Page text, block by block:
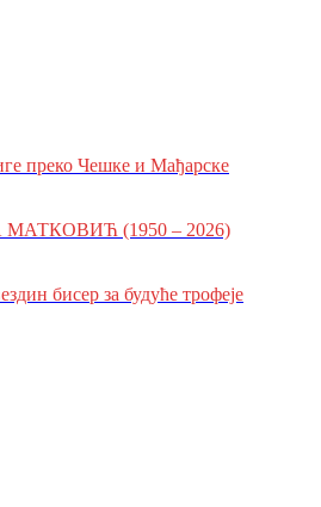
преко Чешке и Мађарске
(1950 – 2026)
бисер за будуће трофеје